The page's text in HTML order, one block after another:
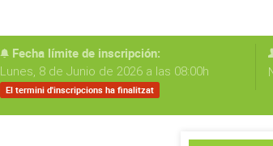
Fecha límite de inscripción:
Lunes, 8 de Junio de 2026 a las 08:00h
El termini d'inscripcions ha finalitzat